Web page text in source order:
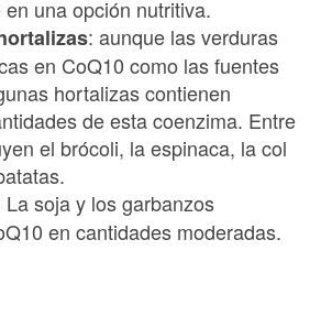
una opción nutritiva.
: aunque las verduras
en CoQ10 como las fuentes
hortalizas contienen
de esta coenzima. Entre
el brócoli, la espinaca, la col
La soja y los garbanzos
en cantidades moderadas.